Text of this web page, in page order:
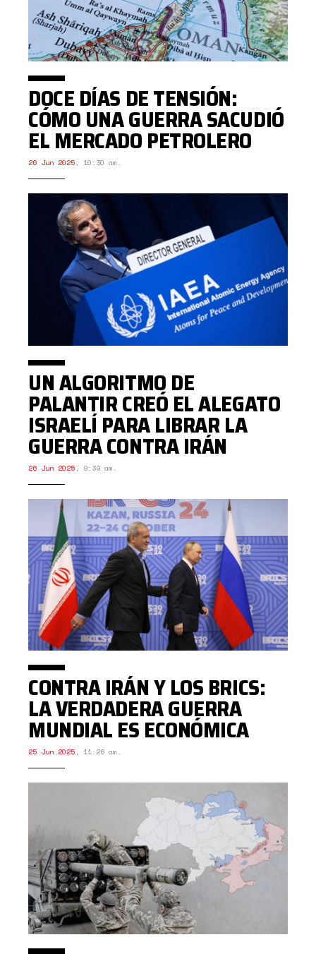
DOCE DÍAS DE TENSIÓN:
CÓMO UNA GUERRA SACUDIÓ
EL MERCADO PETROLERO
26 Jun 2025, 10:30 am.
UN ALGORITMO DE
PALANTIR CREÓ EL ALEGATO
ISRAELÍ PARA LIBRAR LA
GUERRA CONTRA IRÁN
26 Jun 2025, 9:39 am.
CONTRA IRÁN Y LOS BRICS:
LA VERDADERA GUERRA
MUNDIAL ES ECONÓMICA
25 Jun 2025, 11:26 am.